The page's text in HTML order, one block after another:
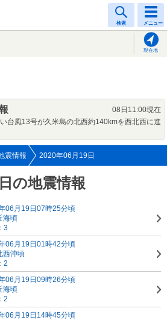
検索 メニュー
現在地
08日11:00現在
台風13号が久米島の北西約140kmを西北西に進
震情報 2020年06月19日
の地震情報
06月19日07時25分頃
海頃
3
06月19日01時42分頃
西沖頃
2
06月19日09時26分頃
海頃
2
06月19日14時45分頃